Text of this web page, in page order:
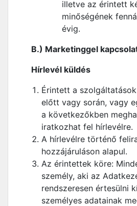
illetve az érintett
minőségének
évig.
B.) Marketinggel
Hírlevél küldés
Érintett a
előtt vagy során, vagy
a következőkben
iratkozhat fel hírlevélre.
A hírlevélre történő
hozzájáruláson alapul.
Az érintettek köre:
személy, aki az
rendszeresen értesülni
személyes adatainak